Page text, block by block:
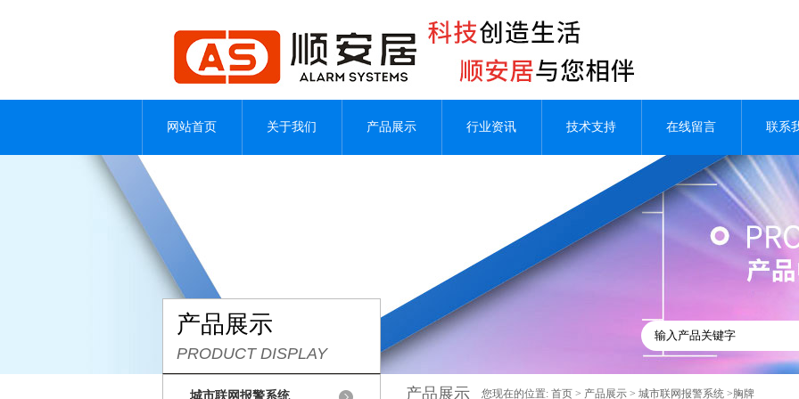
网站首页 关于我们 产品展示 行业资讯 技术支持 在线留言 联系
产品展示
PRODUCT DISPLAY
城市联网报警系统 产品展示 您现在的位置: 首页 > 产品展示 > 城市联网报警系统 >胸牌